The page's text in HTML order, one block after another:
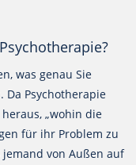
was genau Sie
Psychotherapie
„wohin die
für ihr Problem zu
von Außen auf